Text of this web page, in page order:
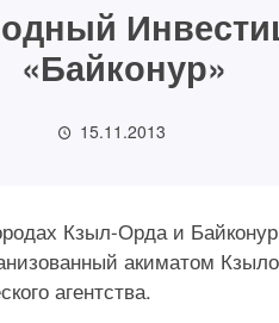
«Байконур»
15.11.2013
Кзыл-Орда и
акиматом
агентства.